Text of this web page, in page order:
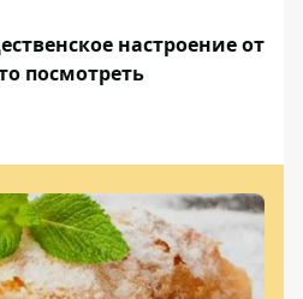
настроение от
посмотреть